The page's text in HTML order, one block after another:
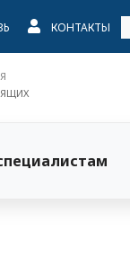
КОНТАКТЫ